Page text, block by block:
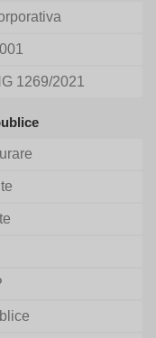
1269/2021